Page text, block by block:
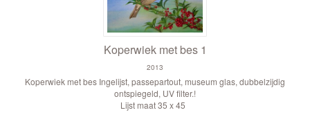
Koperwiek met bes 1
2013
Koperwiek met bes Ingelijst, passepartout, museum glas, dubbelzijdig
ontspiegeld, UV filter.!
Lijst maat 35 x 45